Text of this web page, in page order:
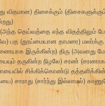
விதமான) திசைக்கும்
(அந்த தெய்வத்தை எந்த
பத (தூய்மையான தாமரை) மலர்க்கு
இருக்கின்ற) திரு (அவனது
தருகின்ற நிழலே) சரண்
சிக்கிக்கொண்டு
சாராது (சார்ந்து இல்லாமல்)